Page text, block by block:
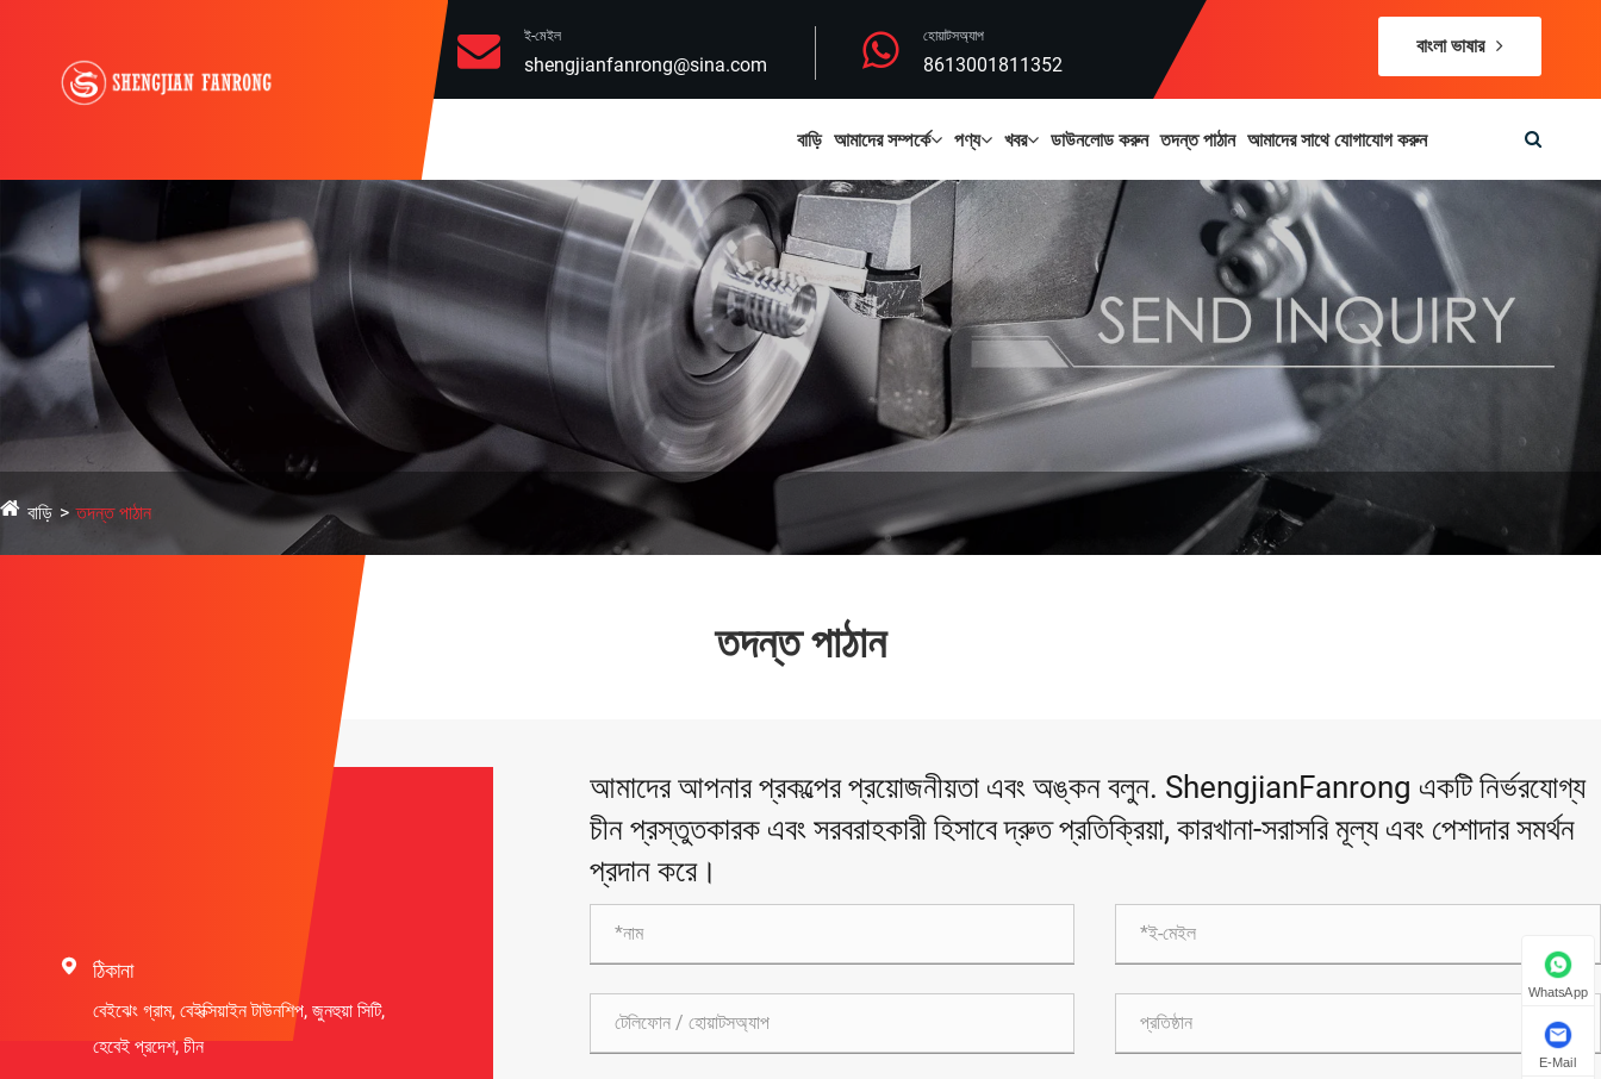
ই-মেইল
shengjianfanrong@sina.com
হোয়াটসঅ্যাপ
8613001811352
বাংলা ভাষার
বাড়ি আমাদের সম্পর্কে পণ্য খবর ডাউনলোড করুন তদন্ত পাঠান আমাদের সাথে যোগাযোগ করুন
বাড়ি তদন্ত পাঠান
তদন্ত পাঠান
 ঠিকানা
বেইঝেং গ্রাম, বেইক্সিয়াইন টাউনশিপ, জুনহুয়া সিটি,
হেবেই প্রদেশ, চীন
আমাদের আপনার প্রকল্পের প্রয়োজনীয়তা এবং অঙ্কন বলুন. ShengjianFanrong একটি নির্ভরযোগ্য
চীন প্রস্তুতকারক এবং সরবরাহকারী হিসাবে দ্রুত প্রতিক্রিয়া, কারখানা-সরাসরি মূল্য এবং পেশাদার সমর্থন
প্রদান করে।
WhatsApp
E-Mail